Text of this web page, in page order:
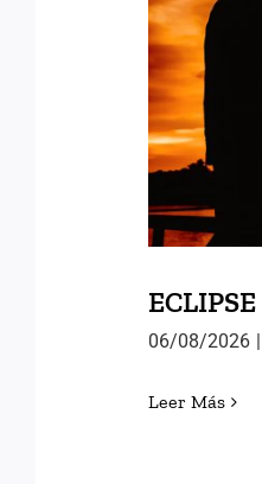
06/08/2026
Leer Más